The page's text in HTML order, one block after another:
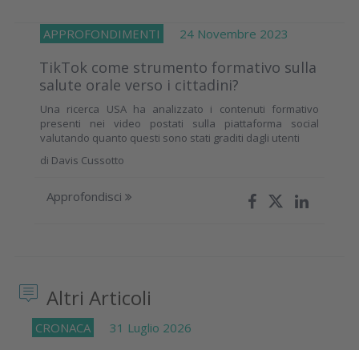
APPROFONDIMENTI 24 Novembre 2023
TikTok come strumento formativo sulla
salute orale verso i cittadini?
Una ricerca USA ha analizzato i contenuti formativo
presenti nei video postati sulla piattaforma social
valutando quanto questi sono stati graditi dagli utenti
di Davis Cussotto
Approfondisci
Altri Articoli
CRONACA 31 Luglio 2026